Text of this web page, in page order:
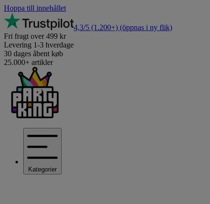
Hoppa till innehållet
4,3/5 (1.200+) (öppnas i ny flik)
Fri fragt over 499 kr
Levering 1-3 hverdage
30 dages åbent køb
25.000+ artikler
Kategorier